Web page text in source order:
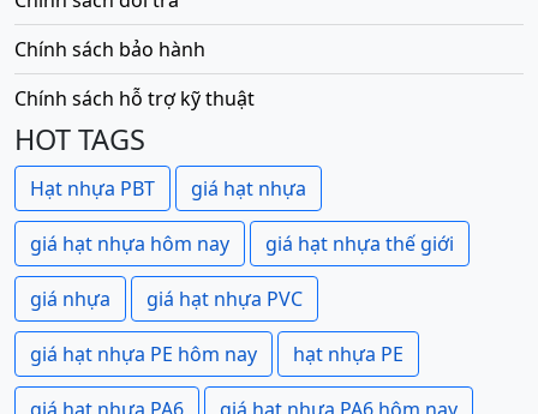
Chính sách bảo hành
Chính sách hỗ trợ kỹ thuật
HOT TAGS
Hạt nhựa PBT giá hạt nhựa
giá hạt nhựa hôm nay giá hạt nhựa thế giới
giá nhựa giá hạt nhựa PVC
giá hạt nhựa PE hôm nay hạt nhựa PE